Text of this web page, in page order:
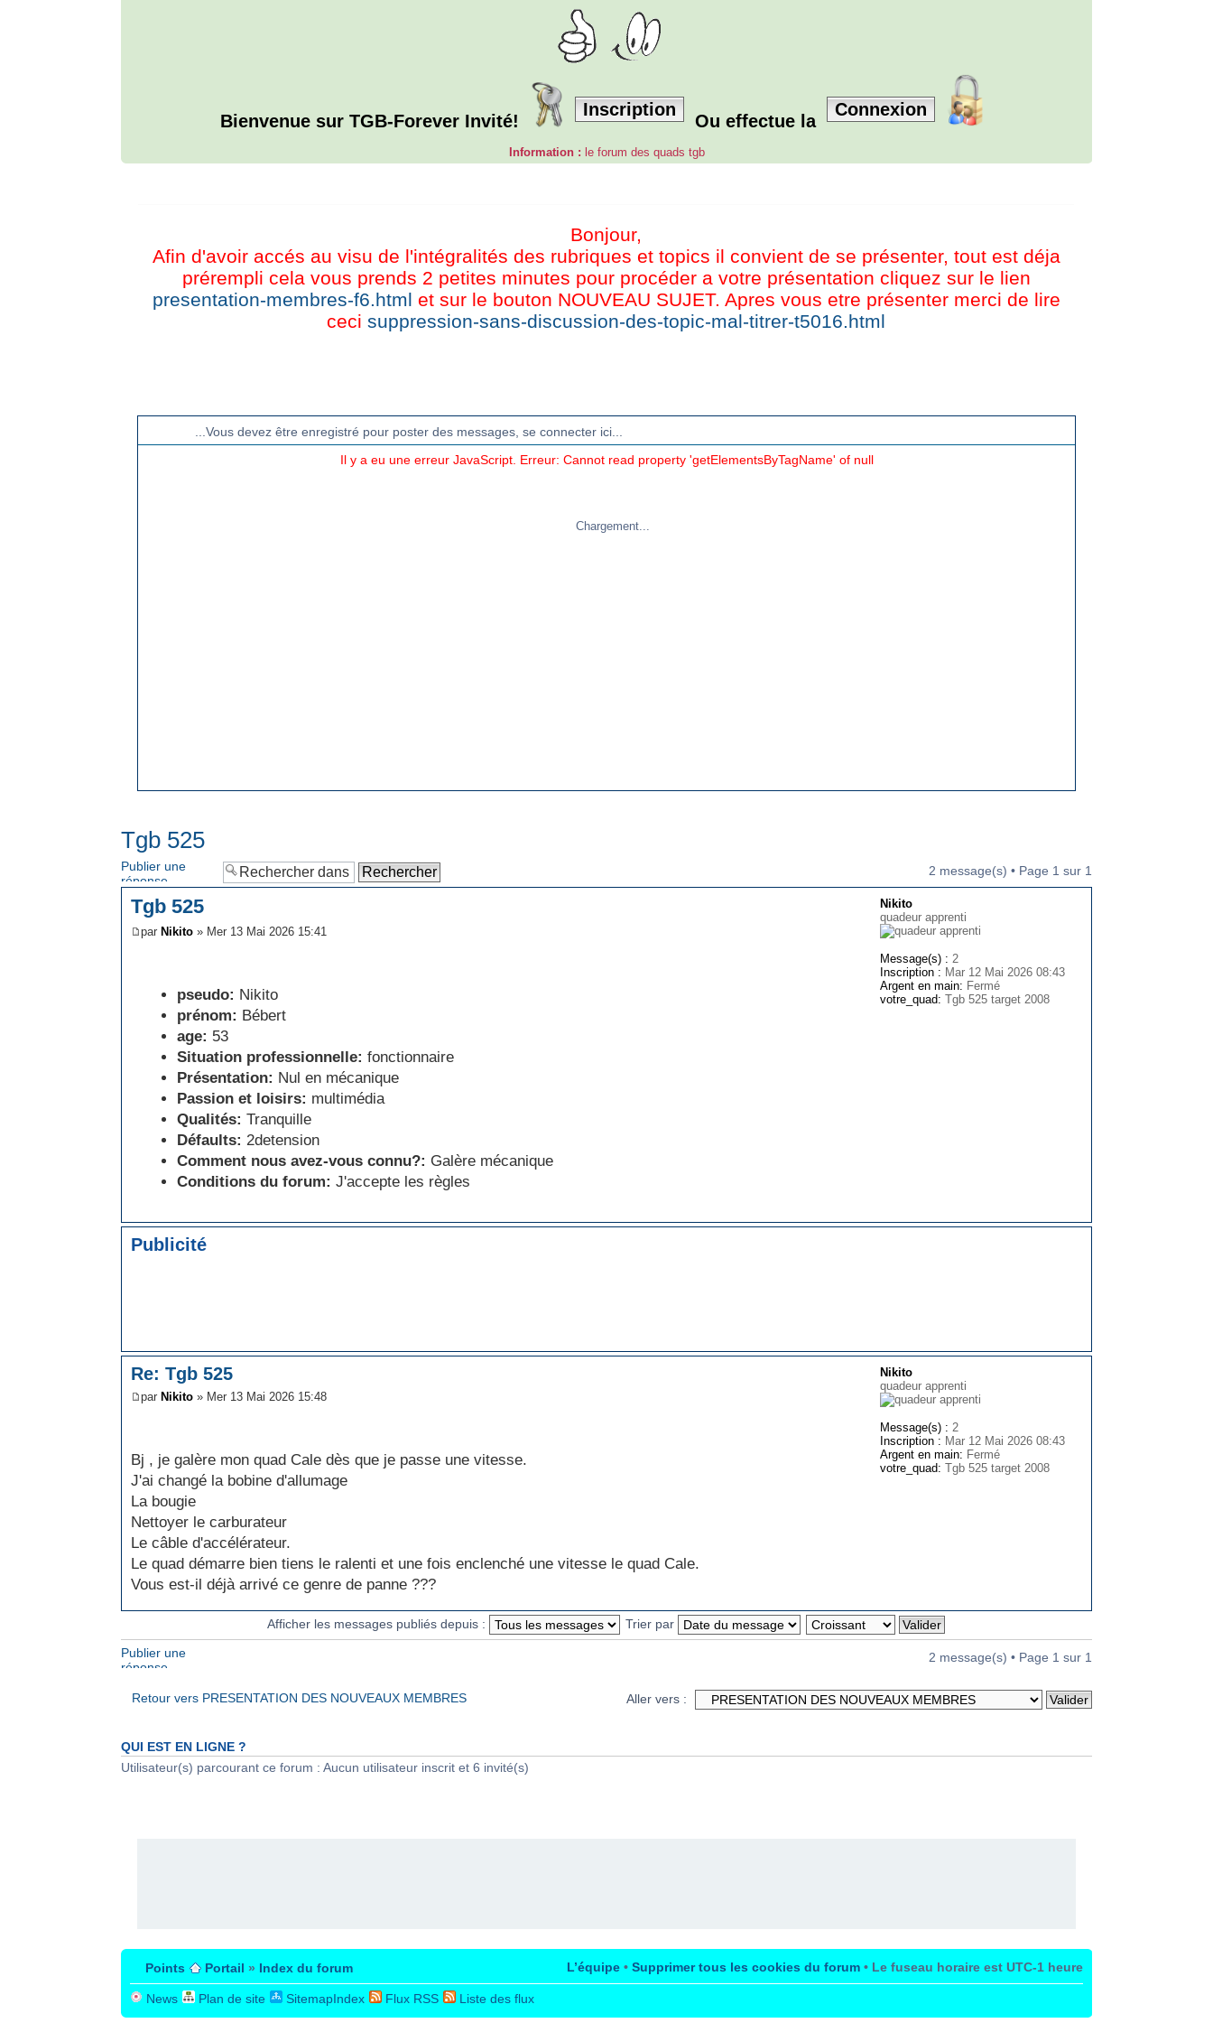
Bienvenue sur TGB-Forever Invité!
Inscription
Ou effectue la
Connexion
Information : le forum des quads tgb
Bonjour,
Afin d'avoir accés au visu de l'intégralités des rubriques et topics il convient de se présenter, tout est déja
prérempli cela vous prends 2 petites minutes pour procéder a votre présentation cliquez sur le lien
presentation-membres-f6.html et sur le bouton NOUVEAU SUJET. Apres vous etre présenter merci de lire
cecisuppression-sans-discussion-des-topic-mal-titrer-t5016.html
...Vous devez être enregistré pour poster des messages, se connecter ici...
Il y a eu une erreur JavaScript. Erreur: Cannot read property 'getElementsByTagName' of null
Chargement...
Tgb 525
Publier une
réponse
2 message(s) • Page 1 sur 1
Tgb 525
par Nikito » Mer 13 Mai 2026 15:41
pseudo: Nikito
prénom: Bébert
age: 53
Situation professionnelle: fonctionnaire
Présentation: Nul en mécanique
Passion et loisirs: multimédia
Qualités: Tranquille
Défaults: 2detension
Comment nous avez-vous connu?: Galère mécanique
Conditions du forum: J'accepte les règles
Nikito
quadeur apprenti
Message(s) : 2
Inscription : Mar 12 Mai 2026 08:43
Argent en main: Fermé
votre_quad: Tgb 525 target 2008
Publicité
Re: Tgb 525
par Nikito » Mer 13 Mai 2026 15:48
Bj , je galère mon quad Cale dès que je passe une vitesse.
J'ai changé la bobine d'allumage
La bougie
Nettoyer le carburateur
Le câble d'accélérateur.
Le quad démarre bien tiens le ralenti et une fois enclenché une vitesse le quad Cale.
Vous est-il déjà arrivé ce genre de panne ???
Nikito
quadeur apprenti
Message(s) : 2
Inscription : Mar 12 Mai 2026 08:43
Argent en main: Fermé
votre_quad: Tgb 525 target 2008
Afficher les messages publiés depuis : Trier par
Publier une
réponse
2 message(s) • Page 1 sur 1
Retour vers PRESENTATION DES NOUVEAUX MEMBRES Aller vers :
QUI EST EN LIGNE ?
Utilisateur(s) parcourant ce forum : Aucun utilisateur inscrit et 6 invité(s)
Points Portail » Index du forum L’équipe• Supprimer tous les cookies du forum• Le fuseau horaire est UTC-1 heure
News Plan de site SitemapIndex Flux RSS Liste des flux